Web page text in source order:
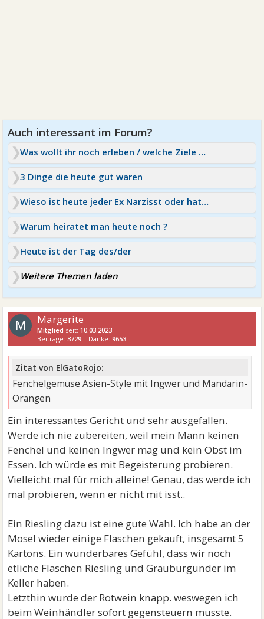
Was wollt ihr noch erleben / welche Ziele habt ihr?
3 Dinge die heute gut waren
Wieso ist heute jeder Ex Narzisst oder hat Borderline?
Warum heiratet man heute noch ?
Heute ist der Tag des/der
Weitere Themen laden
M Margerite
Mitglied seit: 10.03.2023
Beiträge: 3729 Danke:9653
Zitat von ElGatoRojo:
Fenchelgemüse Asien-Style mit Ingwer und Mandarin-
Orangen
Ein interessantes Gericht und sehr ausgefallen.
Werde ich nie zubereiten, weil mein Mann keinen
Fenchel und keinen Ingwer mag und kein Obst im
Essen. Ich würde es mit Begeisterung probieren.
Vielleicht mal für mich alleine! Genau, das werde ich
mal probieren, wenn er nicht mit isst..
Ein Riesling dazu ist eine gute Wahl. Ich habe an der
Mosel wieder einige Flaschen gekauft, insgesamt 5
Kartons. Ein wunderbares Gefühl, dass wir noch
etliche Flaschen Riesling und Grauburgunder im
Keller haben.
Letzthin wurde der Rotwein knapp. weswegen ich
beim Weinhändler sofort gegensteuern musste.